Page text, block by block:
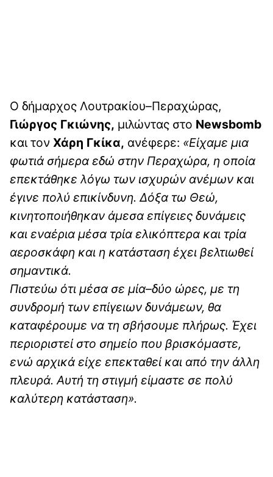
Ο δήμαρχος Λουτρακίου–Περαχώρας,
Γιώργος Γκιώνης, μιλώντας στο Newsbomb
και τον Χάρη Γκίκα, ανέφερε: «Είχαμε μια
φωτιά σήμερα εδώ στην Περαχώρα, η οποία
επεκτάθηκε λόγω των ισχυρών ανέμων και
έγινε πολύ επικίνδυνη. Δόξα τω Θεώ,
κινητοποιήθηκαν άμεσα επίγειες δυνάμεις
και εναέρια μέσα τρία ελικόπτερα και τρία
αεροσκάφη και η κατάσταση έχει βελτιωθεί
σημαντικά.
Πιστεύω ότι μέσα σε μία–δύο ώρες, με τη
συνδρομή των επίγειων δυνάμεων, θα
καταφέρουμε να τη σβήσουμε πλήρως. Έχει
περιοριστεί στο σημείο που βρισκόμαστε,
ενώ αρχικά είχε επεκταθεί και από την άλλη
πλευρά. Αυτή τη στιγμή είμαστε σε πολύ
καλύτερη κατάσταση».